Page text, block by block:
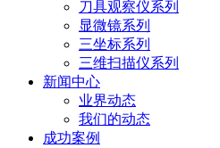
刀具观察仪系列
显微镜系列
三坐标系列
三维扫描仪系列
新闻中心
业界动态
我们的动态
成功案例